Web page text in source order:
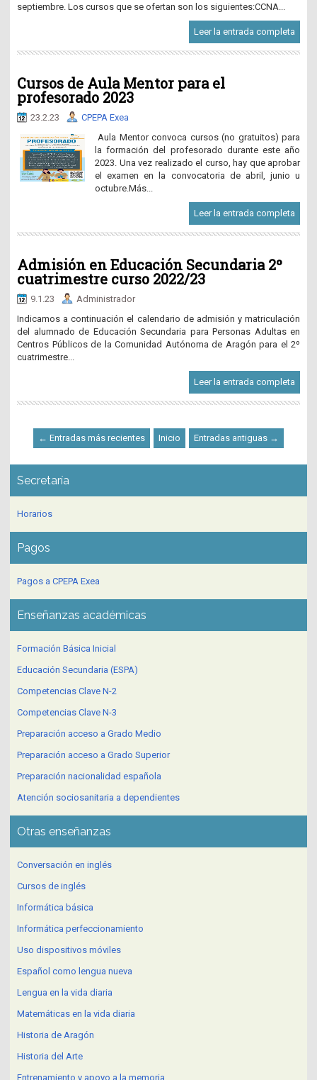
septiembre. Los cursos que se ofertan son los siguientes:CCNA...
Leer la entrada completa
Cursos de Aula Mentor para el
profesorado 2023
23.2.23
CPEPA Exea
Aula Mentor convoca cursos (no gratuitos) para
la formación del profesorado durante este año
2023. Una vez realizado el curso, hay que aprobar
el examen en la convocatoria de abril, junio u
octubre.Más...
Leer la entrada completa
Admisión en Educación Secundaria 2º
cuatrimestre curso 2022/23
9.1.23
Administrador
Indicamos a continuación el calendario de admisión y matriculación
del alumnado de Educación Secundaria para Personas Adultas en
Centros Públicos de la Comunidad Autónoma de Aragón para el 2º
cuatrimestre...
Leer la entrada completa
← Entradas más recientes Inicio Entradas antiguas →
Secretaría
Horarios
Pagos
Pagos a CPEPA Exea
Enseñanzas académicas
Formación Básica Inicial
Educación Secundaria (ESPA)
Competencias Clave N-2
Competencias Clave N-3
Preparación acceso a Grado Medio
Preparación acceso a Grado Superior
Preparación nacionalidad española
Atención sociosanitaria a dependientes
Otras enseñanzas
Conversación en inglés
Cursos de inglés
Informática básica
Informática perfeccionamiento
Uso dispositivos móviles
Español como lengua nueva
Lengua en la vida diaria
Matemáticas en la vida diaria
Historia de Aragón
Historia del Arte
Entrenamiento y apoyo a la memoria